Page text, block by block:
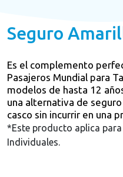
Seguro
Es el complemento
Pasajeros Mundial para
modelos de hasta 12
una alternativa de
casco sin incurrir en una
*Este producto aplica
Individuales.